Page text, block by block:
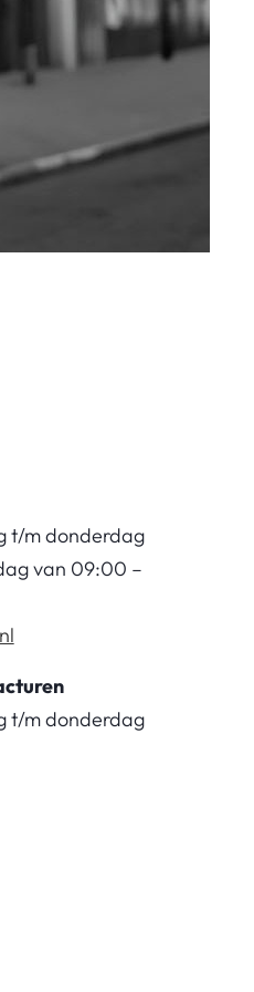
t/m donderdag
van 09:00 –
t/m donderdag